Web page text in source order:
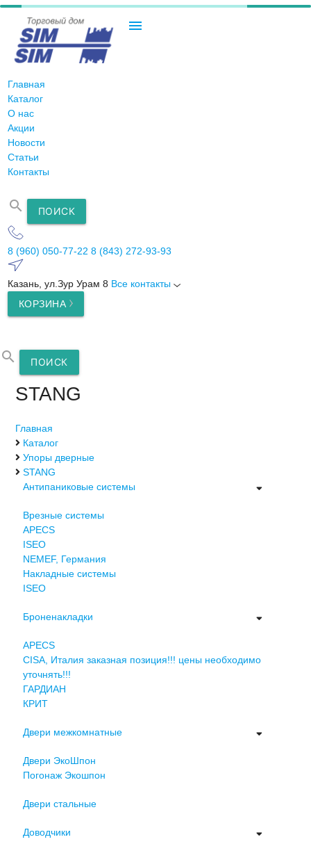
menu
Главная
Каталог
О нас
Акции
Новости
Статьи
Контакты
search ПОИСК
8 (960) 050-77-22 8 (843) 272-93-93
Казань, ул.Зур Урам 8 Все контакты
КОРЗИНА
search ПОИСК
STANG
Главная
Каталог
Упоры дверные
STANG
Антипаниковые системы
Врезные системы
APECS
ISEO
NEMEF, Германия
Накладные системы
ISEO
Броненакладки
APECS
CISA, Италия заказная позиция!!! цены необходимо
уточнять!!!
ГАРДИАН
КРИТ
Двери межкомнатные
Двери ЭкоШпон
Погонаж Экошпон
Двери стальные
Доводчики